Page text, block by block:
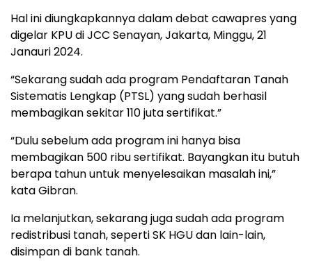
Hal ini diungkapkannya dalam debat cawapres yang
digelar KPU di JCC Senayan, Jakarta, Minggu, 21
Janauri 2024.
“Sekarang sudah ada program Pendaftaran Tanah
Sistematis Lengkap (PTSL) yang sudah berhasil
membagikan sekitar 110 juta sertifikat.”
“Dulu sebelum ada program ini hanya bisa
membagikan 500 ribu sertifikat. Bayangkan itu butuh
berapa tahun untuk menyelesaikan masalah ini,”
kata Gibran.
Ia melanjutkan, sekarang juga sudah ada program
redistribusi tanah, seperti SK HGU dan lain-lain,
disimpan di bank tanah.